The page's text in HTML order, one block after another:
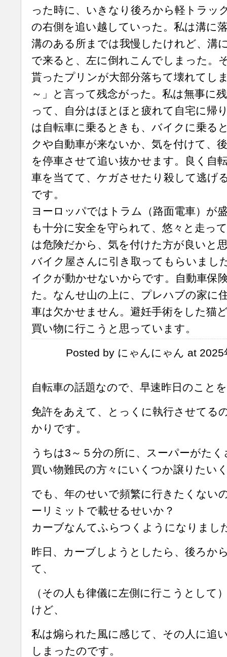
った時に、いきなり後ろから軽トラッ
の右側を追い越していった。私は溝に
溝のある所までは我慢したけれど、溝
で来ると、左に倒れこんでしまった。
貰ったプリンが大部分落ちて壊れてし
～」と言って残念がった。私は無事に
って、自分はほとほと疲れて自宅に帰
は自転車に乗るときも、バイクに乗る
クや自動車が来ないか、気を付けて、
を停車させて追い抜かせます。良く自
車を当てて、ケガさせたり殺して逃げ
です。
ヨーロッパではトラム（路面電車）が
も十分に安全を守られて、悠々と走っ
は危険だから、気を付けた方が良いと
バイク屋さんに引き取ってもらいまし
イクが動かせないからです。自動車保
た。なんせ山の上に、プレハブの家に
車は欠かせません。避妊手術をした猫
買い物に行こうと思っています。
Posted by にゃんにゃん at
自転車の話題なので、早速昨日のこと
免許をあえて、とっくに執行させてる
かりです。
うちは3～５分の所に、スーパーがた
買い物難民の方々にいくつか譲りたい
でも、年のせいで頻繁に行きたくない
ーリミットで載せるせいか？
カーブなんてふらつくようになりまし
昨日、カーブしようとしたら、後ろか
て、
（その人も律儀に左側に行こうとして
けど、
私は煽られた風に感じて、その人に追
しまったのです。